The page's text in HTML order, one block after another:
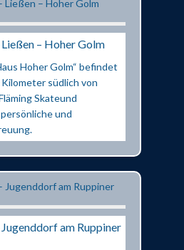
– Hoher Golm
Hoher Golm“ befindet
südlich von
Skateund
und
am Ruppiner